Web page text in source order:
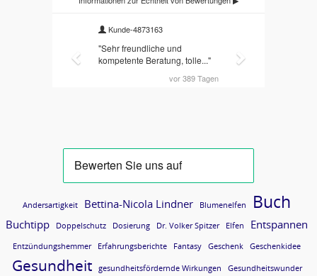
Andersartigkeit Bettina-Nicola Lindner Blumenelfen Buch
Buchtipp Doppelschutz Dosierung Dr. Volker Spitzer Elfen Entspannen
Entzündungshemmer Erfahrungsberichte Fantasy Geschenk Geschenkidee
Gesundheit gesundheitsfördernde Wirkungen Gesundheitswunder